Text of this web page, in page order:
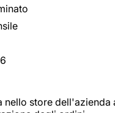
nello store dell'azienda